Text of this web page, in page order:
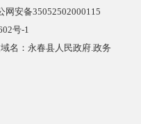
网安备35052502000115
号-1
名：永春县人民政府.政务